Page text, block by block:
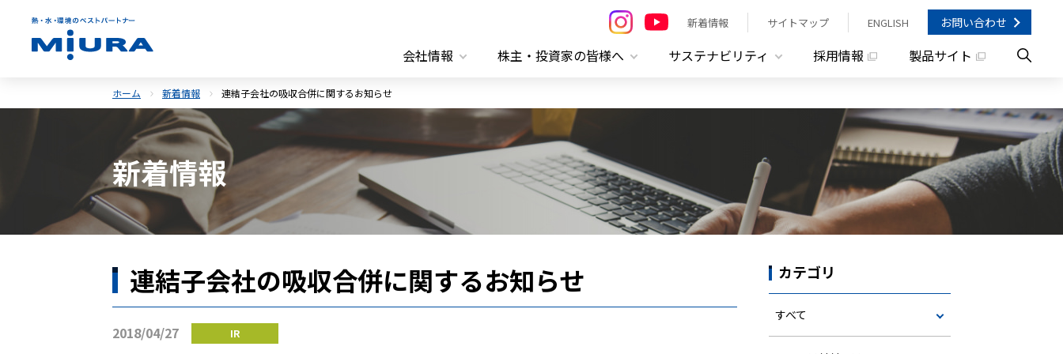
新着情報 サイトマップ ENGLISH お問い合わせ
会社情報 株主・投資家の皆様へ サステナビリティ 採用情報 製品サイト
ホーム 新着情報 連結子会社の吸収合併に関するお知らせ
新着情報
連結子会社の吸収合併に関するお知らせ
2018/04/27 IR
カテゴリ
すべて